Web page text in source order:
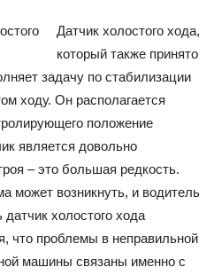
Датчик холостого хода,
который также принято
задачу по стабилизации
ходу. Он располагается
положение
является довольно
– это большая редкость.
может возникнуть, и водитель
холостого хода
что проблемы в неправильной
машины связаны именно с